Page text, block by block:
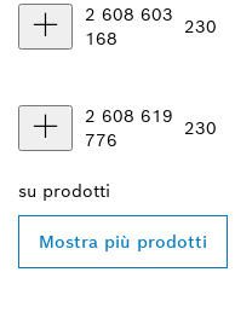
2 608 603
168
230
2 608 619
776
230
su prodotti
Mostra più prodotti